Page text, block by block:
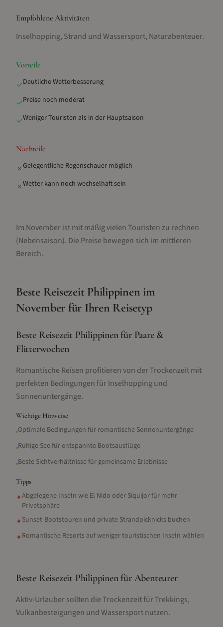
Empfohlene Aktivitäten
Inselhopping, Strand und Wassersport, Naturabenteuer.
Vorteile
✓Deutliche Wetterbesserung
✓Preise noch moderat
✓Weniger Touristen als in der Hauptsaison
Nachteile
✗Gelegentliche Regenschauer möglich
✗Wetter kann noch wechselhaft sein
Im November ist mit mäßig vielen Touristen zu rechnen
(Nebensaison). Die Preise bewegen sich im mittleren
Bereich.
Beste Reisezeit Philippinen im
November für Ihren Reisetyp
Beste Reisezeit Philippinen für Paare &
Flitterwochen
Romantische Reisen profitieren von der Trockenzeit mit
perfekten Bedingungen für Inselhopping und
Sonnenuntergänge.
Wichtige Hinweise
•Optimale Bedingungen für romantische Sonnenuntergänge
•Ruhige See für entspannte Bootsausflüge
•Beste Sichtverhältnisse für gemeinsame Erlebnisse
Tipps
✦Abgelegene Inseln wie El Nido oder Siquijor für mehr
Privatsphäre
✦Sunset-Bootstouren und private Strandpicknicks buchen
✦Romantische Resorts auf weniger touristischen Inseln wählen
Beste Reisezeit Philippinen für Abenteurer
Aktiv-Urlauber sollten die Trockenzeit für Trekkings,
Vulkanbesteigungen und Wassersport nutzen.